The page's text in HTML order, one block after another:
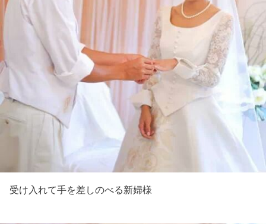
受け入れて手を差しのべる新婦様